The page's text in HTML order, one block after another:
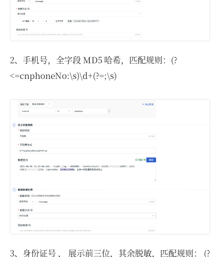
2、手机号，全字段 MD5 哈希，匹配规则：(?
<=cnphoneNo:\s)\d+(?=;\s)
3、身份证号 ， 展示前三位，其余脱敏，匹配规则： (?